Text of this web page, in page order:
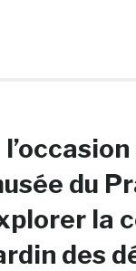
du
la
des